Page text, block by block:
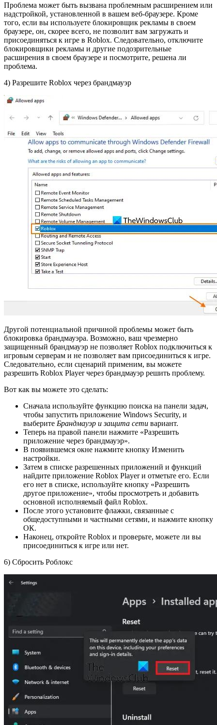
Проблема может быть вызвана проблемным расширением или
надстройкой, установленной в вашем веб-браузере. Кроме
того, если вы используете блокировщик рекламы в своем
браузере, он, скорее всего, не позволит вам загружать и
присоединяться к игре в Roblox. Следовательно, отключите
блокировщики рекламы и другие подозрительные
расширения в своем браузере и посмотрите, решена ли
проблема.
4) Разрешите Roblox через брандмауэр
Другой потенциальной причиной проблемы может быть
блокировка брандмауэра. Возможно, ваш чрезмерно
защищенный брандмауэр не позволяет Roblox подключиться к
игровым серверам и не позволяет вам присоединиться к игре.
Следовательно, если сценарий применим, вы можете
разрешить Roblox Player через брандмауэр решить проблему.
Вот как вы можете это сделать:
Сначала используйте функцию поиска на панели задач,
чтобы запустить приложение Windows Security, и
выберите Брандмауэр и защита сети вариант.
Теперь на правой панели нажмите «Разрешить
приложение через брандмауэр».
В появившемся окне нажмите кнопку Изменить
настройки.
Затем в списке разрешенных приложений и функций
найдите приложение Roblox Player и отметьте его. Если
его нет в списке, используйте кнопку «Разрешить
другое приложение», чтобы просмотреть и добавить
основной исполняемый файл Roblox.
После этого установите флажки, связанные с
общедоступными и частными сетями, и нажмите кнопку
ОК.
Наконец, откройте Roblox и проверьте, можете ли вы
присоединиться к игре или нет.
6) Сбросить Роблокс